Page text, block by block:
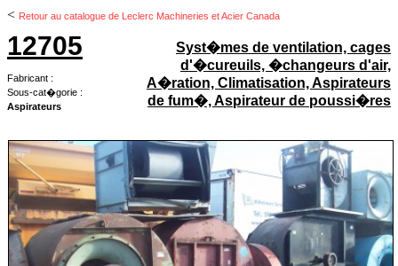
< Retour au catalogue de Leclerc Machineries et Acier Canada
12705
Fabricant :
Sous-cat�gorie :
Aspirateurs
Syst�mes de ventilation, cages
d'�cureuils, �changeurs d'air,
A�ration, Climatisation, Aspirateurs
de fum�, Aspirateur de poussi�res